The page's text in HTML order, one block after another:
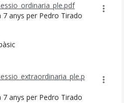
anys per Pedro Tirado
anys per Pedro Tirado